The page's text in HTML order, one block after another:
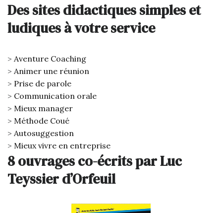
Des sites didactiques simples et
ludiques à votre service
Aventure Coaching
Animer une réunion
Prise de parole
Communication orale
Mieux manager
Méthode Coué
Autosuggestion
Mieux vivre en entreprise
8 ouvrages co-écrits par Luc
Teyssier d’Orfeuil